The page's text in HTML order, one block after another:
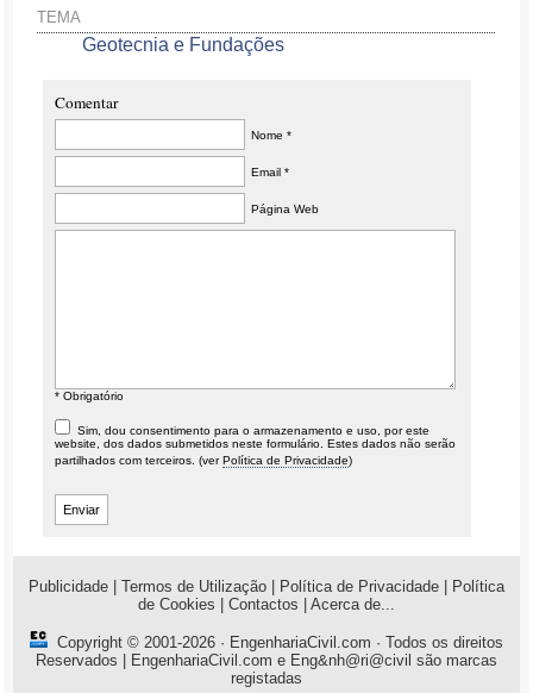
TEMA
Geotecnia e Fundações
Comentar
Nome *
Email *
Página Web
* Obrigatório
Sim, dou consentimento para o armazenamento e uso, por este
website, dos dados submetidos neste formulário. Estes dados não serão
partilhados com terceiros. (verPolítica de Privacidade)
Publicidade Termos de Utilização Política de Privacidade
Política
de Cookies
Contactos Acerca de...
Copyright © 2001-2026 · EngenhariaCivil.com · Todos os direitos
Reservados | EngenhariaCivil.com e Eng&nh@ri@civil são marcas
registadas